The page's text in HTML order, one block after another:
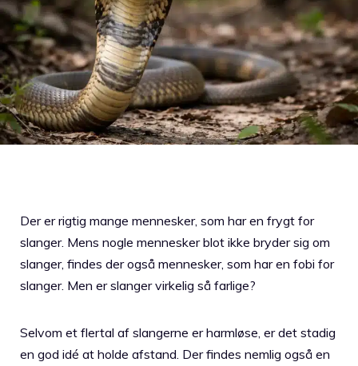
Der er rigtig mange mennesker, som har en frygt for
slanger. Mens nogle mennesker blot ikke bryder sig om
slanger, findes der også mennesker, som har en fobi for
slanger. Men er slanger virkelig så farlige?
Selvom et flertal af slangerne er harmløse, er det stadig
en god idé at holde afstand. Der findes nemlig også en